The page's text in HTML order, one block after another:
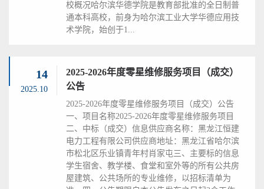
校概况哈尔滨华德学院是教育部批准的全日制普
通本科高校，前身为哈尔滨工业大学华德应用技
术学院，始创于1...
14
2025.10
2025-2026年度零星维修服务项目（成交）
公告
2025-2026年度零星维修服务项目（成交）公告
一、项目名称2025-2026年度零星维修服务项目
二、中标（成交）信息供应商名称：黑龙江恒建
电力工程有限公司供应商地址：黑龙江省哈尔滨
市松北区乐业镇青年村肖家屯三、主要标的信息
学生宿舍、教学楼、食堂和室外等的所有公共房
屋建筑、公共场所的专业维修，以招标清单为